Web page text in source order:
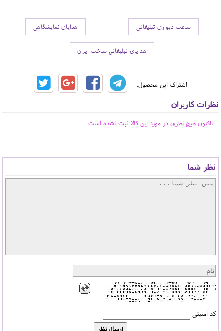
ساعت دیواری تبلیغاتی هدایای نمایشگاهی
هدایای تبلیغاتی ساخت ایران
اشتراک این محصول:
نظرات کاربران
تاکنون هیچ نظری در مورد این کالا ثبت نشده است
نظر شما
کد امنیتی